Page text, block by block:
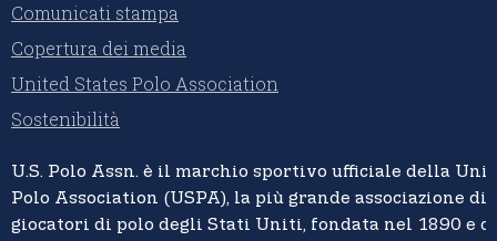
Comunicati stampa
Copertura dei media
United States Polo Association
Sostenibilità
U.S. Polo Assn. è il marchio sportivo ufficiale della
Polo Association (USPA), la più grande associazione di
giocatori di polo degli Stati Uniti, fondata nel 1890 e